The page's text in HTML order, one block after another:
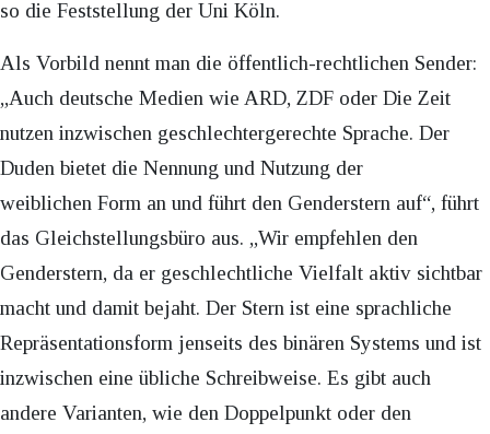
so die Feststellung der Uni Köln.
Als Vorbild nennt man die öffentlich-rechtlichen Sender:
„Auch deutsche Medien wie ARD, ZDF oder Die Zeit
nutzen inzwischen geschlechtergerechte Sprache. Der
Duden bietet die Nennung und Nutzung der
weiblichen Form an und führt den Genderstern auf“, führt
das Gleichstellungsbüro aus. „Wir empfehlen den
Genderstern, da er geschlechtliche Vielfalt aktiv sichtbar
macht und damit bejaht. Der Stern ist eine sprachliche
Repräsentationsform jenseits des binären Systems und ist
inzwischen eine übliche Schreibweise. Es gibt auch
andere Varianten, wie den Doppelpunkt oder den